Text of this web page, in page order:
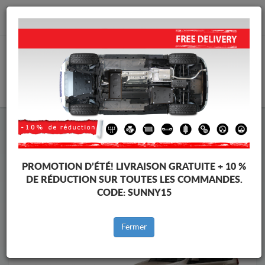
info@cachesousmoteur.fr
Cache Sous Moteur Dacia Cache Sous Moteur Dacia Lodgy
Marques
PROMOTION D’ÉTÉ! LIVRAISON GRATUITE + 10 %
DE RÉDUCTION SUR TOUTES LES COMMANDES.
CODE: SUNNY15
Fermer